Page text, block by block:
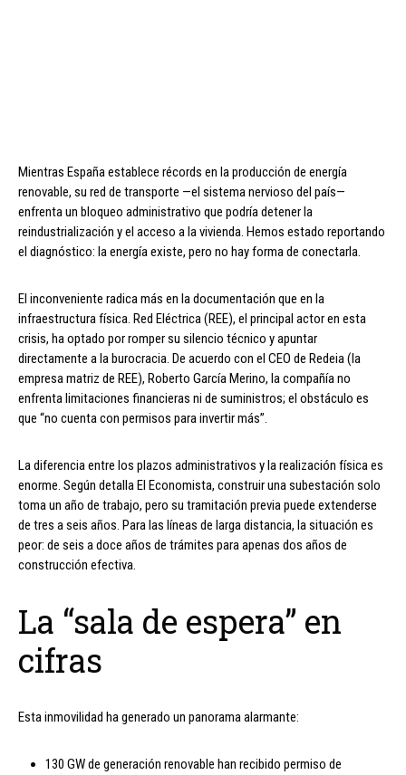
Mientras España establece récords en la producción de energía
renovable, su red de transporte —el sistema nervioso del país—
enfrenta un bloqueo administrativo que podría detener la
reindustrialización y el acceso a la vivienda. Hemos estado reportando
el diagnóstico: la energía existe, pero no hay forma de conectarla.
El inconveniente radica más en la documentación que en la
infraestructura física. Red Eléctrica (REE), el principal actor en esta
crisis, ha optado por romper su silencio técnico y apuntar
directamente a la burocracia. De acuerdo con el CEO de Redeia (la
empresa matriz de REE), Roberto García Merino, la compañía no
enfrenta limitaciones financieras ni de suministros; el obstáculo es
que “no cuenta con permisos para invertir más”.
La diferencia entre los plazos administrativos y la realización física es
enorme. Según detalla El Economista, construir una subestación solo
toma un año de trabajo, pero su tramitación previa puede extenderse
de tres a seis años. Para las líneas de larga distancia, la situación es
peor: de seis a doce años de trámites para apenas dos años de
construcción efectiva.
La “sala de espera” en
cifras
Esta inmovilidad ha generado un panorama alarmante:
130 GW de generación renovable han recibido permiso de